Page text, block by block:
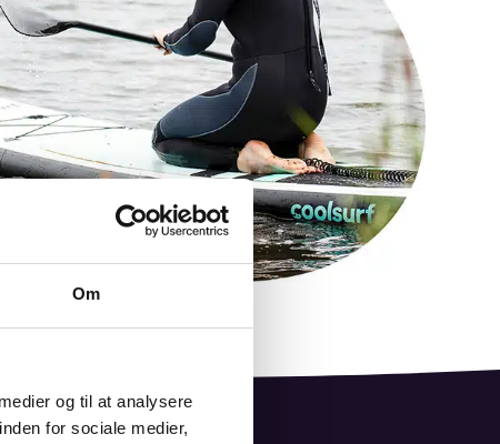
Om
og til at analysere
for sociale medier,